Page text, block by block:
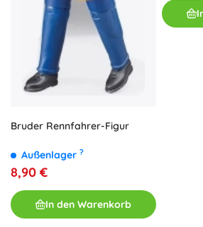
Bruder Rennfahrer-Figur
Außenlager ?
8,90 €
In den Warenkorb